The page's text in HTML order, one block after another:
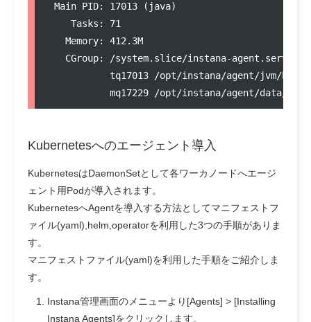
Main PID: 17013 (java)
    Tasks: 71
   Memory: 412.3M
   CGroup: /system.slice/instana-agent.service
tq17013 /opt/instana/agent/jvm/
Kubernetesへのエージェント導入
KubernetesはDaemonSetとして各ワーカノードへエージ
ェント用Podが導入されます。
KubernetesへAgentを導入する方法としてマニフェストフ
ァイル(yaml),helm,operatorを利用した3つの手順がありま
す。
マニフェストファイル(yaml)を利用した手順をご紹介しま
す。
Instana管理画面のメニューより[Agents] > [Installing
Instana Agents]をクリックします。